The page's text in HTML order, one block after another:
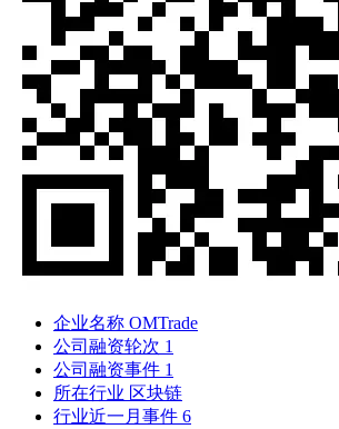
企业名称 OMTrade
公司融资轮次 1
公司融资事件 1
所在行业 区块链
行业近一月事件 6